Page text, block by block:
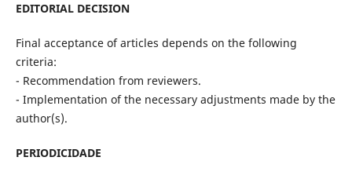
EDITORIAL DECISION
Final acceptance of articles depends on the following
criteria:
- Recommendation from reviewers.
- Implementation of the necessary adjustments made by the
author(s).
PERIODICIDADE